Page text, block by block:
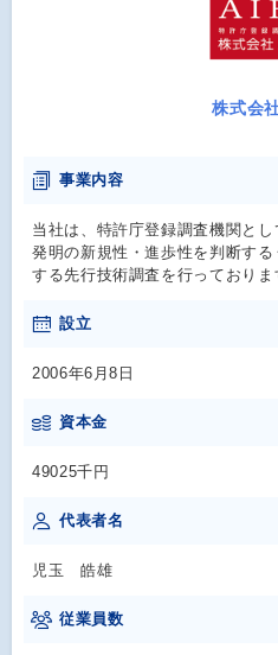
株式会
事業内容
当社は、特許庁登録調査機関と
発明の新規性・進歩性を判断す
する先行技術調査を行っておりま
設立
2006年6月8日
資本金
49025千円
代表者名
児玉 皓雄
従業員数